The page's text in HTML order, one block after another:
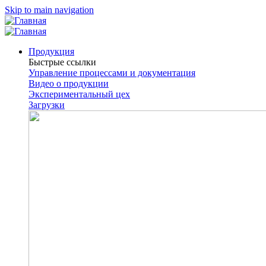
Skip to main navigation
Продукция
Быстрые ссылки
Управление процессами и документация
Видео о продукции
Экспериментальный цех
Загрузки